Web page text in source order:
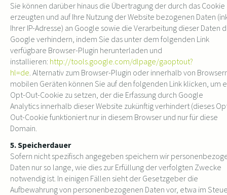
Sie können darüber hinaus die Übertragung der durch das Cookie
erzeugten und auf Ihre Nutzung der Website bezogenen Daten
Ihrer IP-Adresse) an Google sowie die Verarbeitung dieser Daten
Google verhindern, indem Sie das unter dem folgenden Link
verfügbare Browser-Plugin herunterladen und
installieren: http://tools.google.com/dlpage/gaoptout?
hl=de. Alternativ zum Browser-Plugin oder innerhalb von
mobilen Geräten können Sie auf den folgenden Link klicken, um
Opt-Out-Cookie zu setzen, der die Erfassung durch Google
Analytics innerhalb dieser Website zukünftig verhindert (dieses
Out-Cookie funktioniert nur in diesem Browser und nur für diese
Domain.
5. Speicherdauer
Sofern nicht spezifisch angegeben speichern wir
Daten nur so lange, wie dies zur Erfüllung der verfolgten Zwecke
notwendig ist. In einigen Fällen sieht der Gesetzgeber die
Aufbewahrung von personenbezogenen Daten vor, etwa im